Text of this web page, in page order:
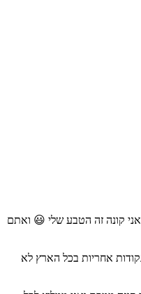
קונה זה הטבע שלי 😃 ואתם
אחריות בכל הארץ לא